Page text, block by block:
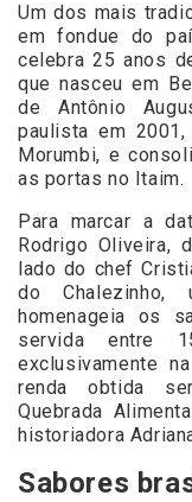
Um dos mais
em fondue do
celebra 25 anos
que nasceu em
de Antônio
paulista em
Morumbi, e
as portas no Itaim.
Para marcar a
Rodrigo Oliveira,
lado do chef
do Chalezinho,
homenageia os
servida entre
exclusivamente
renda obtida
Quebrada
historiadora
Sabores